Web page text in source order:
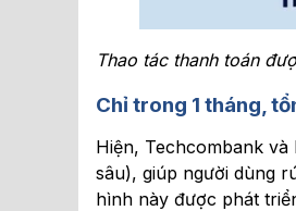
Thao tác thanh toán
Chỉ trong 1 tháng,
Hiện, Techcombank
sâu), giúp người dùng
hình này được phát